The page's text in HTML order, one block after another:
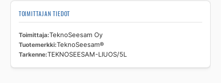
TOIMITTAJAN TIEDOT
Toimittaja TeknoSeesam Oy
Tuotemerkki TeknoSeesam®
Tarkenne TEKNOSEESAM-LIUOS/5L